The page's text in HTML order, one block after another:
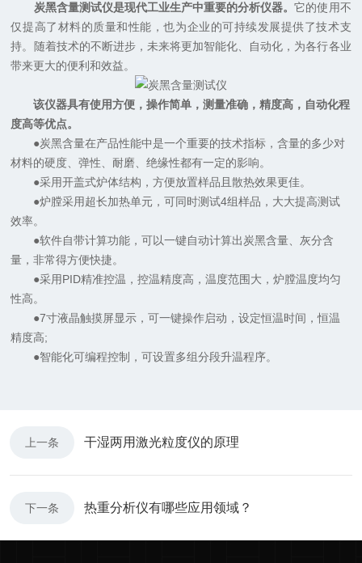
炭黑含量测试仪是现代工业生产中重要的分析仪器。它的使用不
仅提高了材料的质量和性能，也为企业的可持续发展提供了技术支
持。随着技术的不断进步，未来将更加智能化、自动化，为各行各业
带来更大的便利和效益。
该仪器具有使用方便，操作简单，测量准确，精度高，自动化程
度高等优点。
●炭黑含量在产品性能中是一个重要的技术指标，含量的多少对
材料的硬度、弹性、耐磨、绝缘性都有一定的影响。
●采用开盖式炉体结构，方便放置样品且散热效果更佳。
●炉膛采用超长加热单元，可同时测试4组样品，大大提高测试
效率。
●软件自带计算功能，可以一键自动计算出炭黑含量、灰分含
量，非常得方便快捷。
●采用PID精准控温，控温精度高，温度范围大，炉膛温度均匀
性高。
●7寸液晶触摸屏显示，可一键操作启动，设定恒温时间，恒温
精度高;
●智能化可编程控制，可设置多组分段升温程序。
上一条 干湿两用激光粒度仪的原理
下一条 热重分析仪有哪些应用领域？